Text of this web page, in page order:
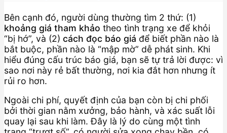
Bên cạnh đó, người dùng thường tìm 2 thứ: (1)
khoảng giá tham khảo theo tình trạng xe để khỏi
“bị hớ”, và (2) cách đọc báo giá để biết phần nào là
bắt buộc, phần nào là “mập mờ” dễ phát sinh. Khi
hiểu đúng cấu trúc báo giá, bạn sẽ tự trả lời được: vì
sao nơi này rẻ bất thường, nơi kia đắt hơn nhưng ít
rủi ro hơn.
Ngoài chi phí, quyết định của bạn còn bị chi phối
bởi thời gian nằm xưởng, bảo hành, và xác suất lỗi
quay lại sau khi làm. Đây là lý do cùng một tình